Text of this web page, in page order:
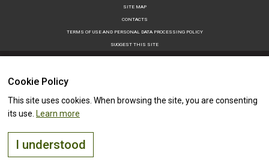
Cookie Policy
This site uses cookies. When browsing the site, you are consenting
its use. Learn more
I understood
SITE MAP
CONTACTS
TERMS OF USE AND PERSONAL DATA PROCESSING POLICY
SUGGEST THIS SITE